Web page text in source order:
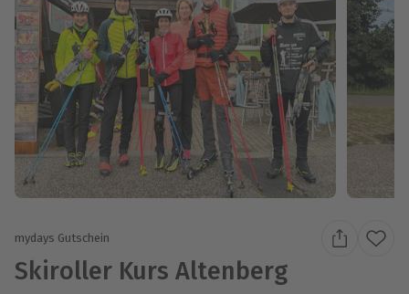
mydays Gutschein
Skiroller Kurs Altenberg